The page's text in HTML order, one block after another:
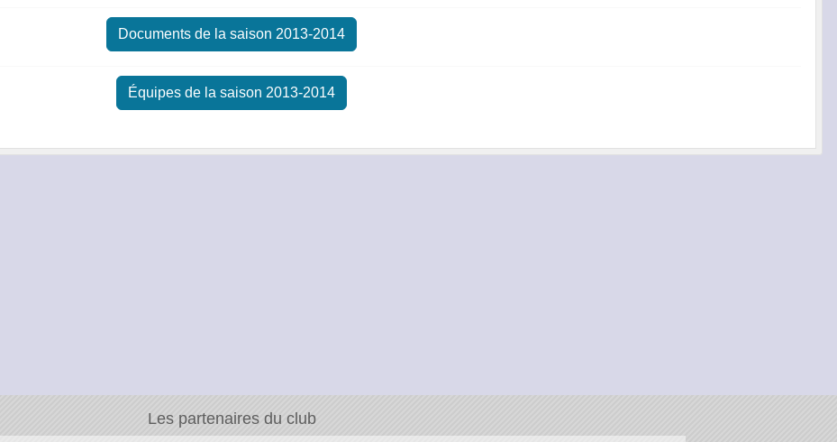
Documents de la saison 2013-2014
Équipes de la saison 2013-2014
Les partenaires du club